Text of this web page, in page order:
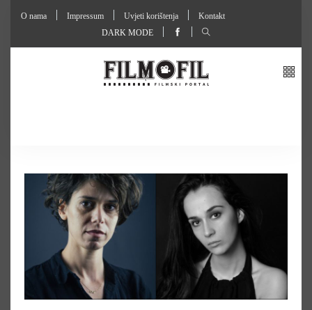
O nama Impressum Uvjeti korištenja
Kontakt
DARK MODE